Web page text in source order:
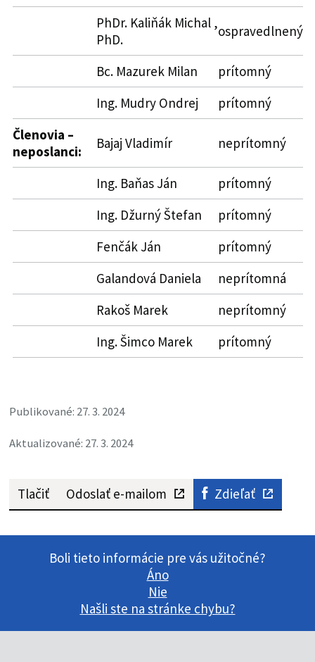
PhDr. Kaliňák Michal ,
PhD.
ospravedlnený
Bc. Mazurek Milan
prítomný
Ing. Mudry Ondrej
prítomný
Členovia –
neposlanci:
Bajaj Vladimír neprítomný
Ing. Baňas Ján
prítomný
Ing. Džurný Štefan
prítomný
Fenčák Ján
prítomný
Galandová Daniela
neprítomná
Rakoš Marek
neprítomný
Ing. Šimco Marek
prítomný
Publikované: 27. 3. 2024
Aktualizované: 27. 3. 2024
Tlačiť Odoslať e-mailom Zdieľať
Boli tieto informácie pre vás užitočné?
Áno
Nie
Našli ste na stránke chybu?